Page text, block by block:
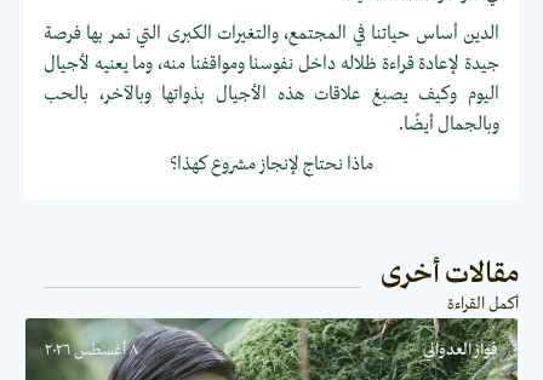
الدين أساس حياتنا في المجتمع، والتغيرات الكبرى التي نمر بها فرصة
جيدة لإعادة قراءة ظلاله داخل نفوسنا ومواقفنا منه، وما يعنيه لأجيال
اليوم وكيف يصبغ علاقات هذه الأجيال بذواتها وبالآخر، بالحب
وبالجمال أيضًا.
ماذا نحتاج لإنجاز مشروع كهذا؟
مقالات أخرى
أكمل القراءة
فواز العدواني ٨ أغسطس ٢٠٢٦